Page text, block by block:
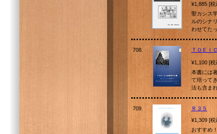
¥1,885 [
聖カシス
ルのシナ
わせてた
708. ＴＯＥＩ
¥1,100 [
本書には
て培って
法も含ま
709.
Ｒ３５
¥1,309 [
おすすめ